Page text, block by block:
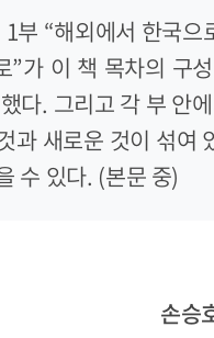
부 “해외에서 한국
”가 이 책 목차의 구
다. 그리고 각 부 안
과 새로운 것이 섞여
수 있다. (본문 중)
손승